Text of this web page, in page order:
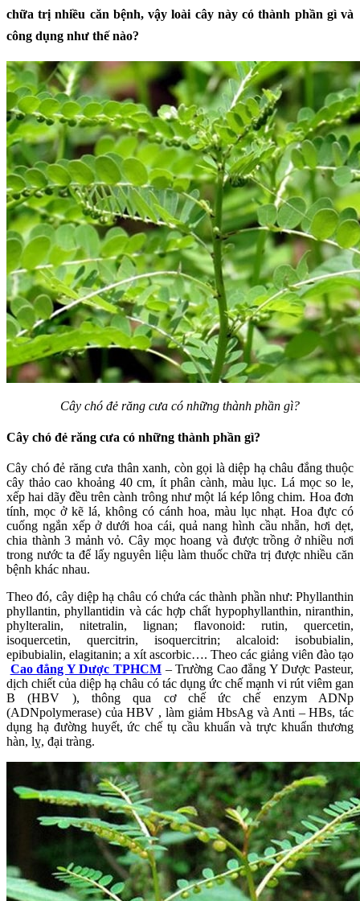
chữa trị nhiều căn bệnh, vậy loài cây này có thành phần gì và
công dụng như thế nào?
Cây chó đẻ răng cưa có những thành phần gì?
Cây chó đẻ răng cưa có những thành phần gì?
Cây chó đẻ răng cưa thân xanh, còn gọi là diệp hạ châu đắng thuộc
cây thảo cao khoảng 40 cm, ít phân cành, màu lục. Lá mọc so le,
xếp hai dãy đều trên cành trông như một lá kép lông chim. Hoa đơn
tính, mọc ở kẽ lá, không có cánh hoa, màu lục nhạt. Hoa đực có
cuống ngắn xếp ở dưới hoa cái, quả nang hình cầu nhẵn, hơi dẹt,
chia thành 3 mảnh vỏ. Cây mọc hoang và được trồng ở nhiều nơi
trong nước ta để lấy nguyên liệu làm thuốc chữa trị được nhiều căn
bệnh khác nhau.
Theo đó, cây diệp hạ châu có chứa các thành phần như: Phyllanthin
phyllantin, phyllantidin và các hợp chất hypophyllanthin, niranthin,
phylteralin, nitetralin, lignan; flavonoid: rutin, quercetin,
isoquercetin, quercitrin, isoquercitrin; alcaloid: isobubialin,
epibubialin, elagitanin; a xít ascorbic…. Theo các giảng viên đào tạo
Cao đẳng Y Dược TPHCM– Trường Cao đẳng Y Dược Pasteur,
dịch chiết của diệp hạ châu có tác dụng ức chế mạnh vi rút viêm gan
B (HBV ), thông qua cơ chế ức chế enzym ADNp
(ADNpolymerase) của HBV , làm giảm HbsAg và Anti – HBs, tác
dụng hạ đường huyết, ức chế tụ cầu khuẩn và trực khuẩn thương
hàn, lỵ, đại tràng.